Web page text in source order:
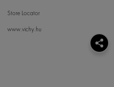
Store Locator
www.vichy.hu